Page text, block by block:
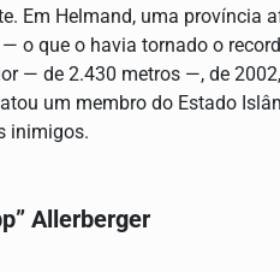
Em Helmand, uma província
o que o havia tornado o
— de 2.430 metros —, de
um membro do Estado
inimigos.
Allerberger